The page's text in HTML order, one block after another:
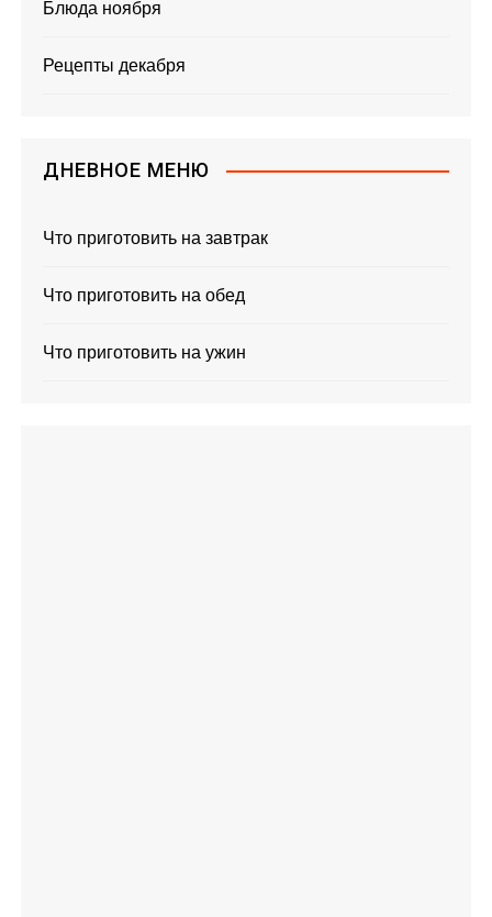
Блюда ноября
Рецепты декабря
ДНЕВНОЕ МЕНЮ
Что приготовить на завтрак
Что приготовить на обед
Что приготовить на ужин